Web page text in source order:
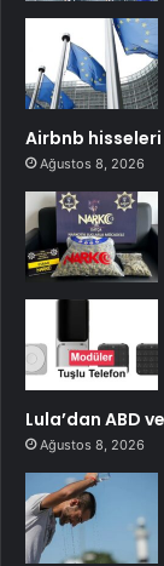
Airbnb
Ağustos 8, 2026
Lula’dan ABD
Ağustos 8, 2026